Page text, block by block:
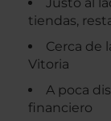
tiendas,
Cerca de
Vitoria
A poca
financiero